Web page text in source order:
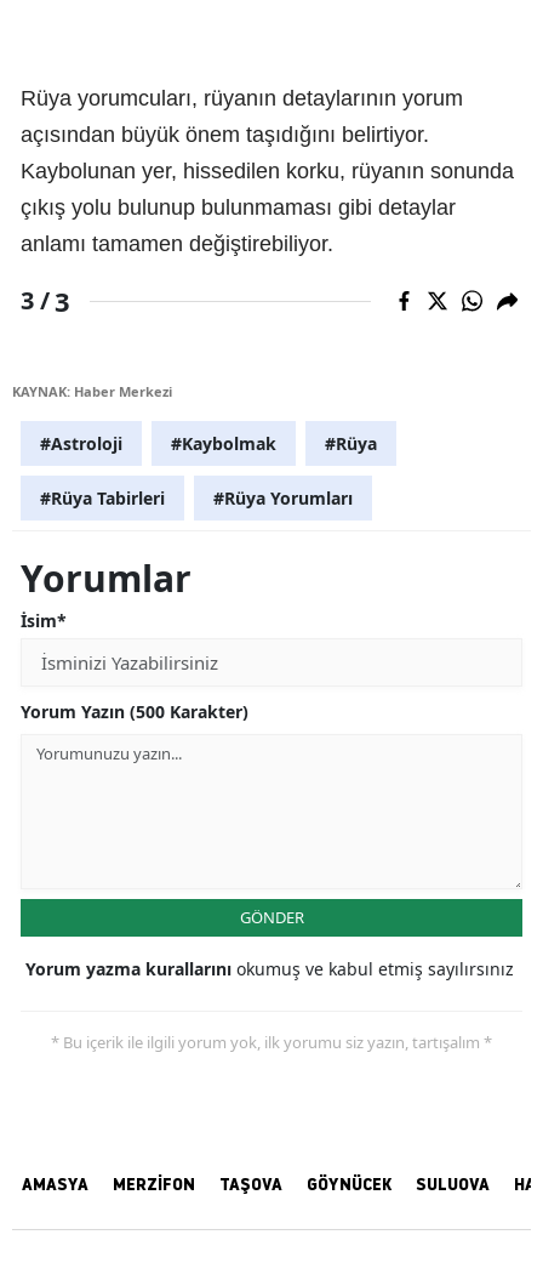
Rüya yorumcuları, rüyanın detaylarının yorum
açısından büyük önem taşıdığını belirtiyor.
Kaybolunan yer, hissedilen korku, rüyanın sonunda
çıkış yolu bulunup bulunmaması gibi detaylar
anlamı tamamen değiştirebiliyor.
3 /3
KAYNAK: Haber Merkezi
#Astroloji #Kaybolmak #Rüya
#Rüya Tabirleri #Rüya Yorumları
Yorumlar
İsim*
Yorum Yazın (500 Karakter)
GÖNDER
Yorum yazma kurallarını okumuş ve kabul etmiş sayılırsınız
* Bu içerik ile ilgili yorum yok, ilk yorumu siz yazın, tartışalım *
AMASYA MERZİFON TAŞOVA GÖYNÜCEK SULUOVA